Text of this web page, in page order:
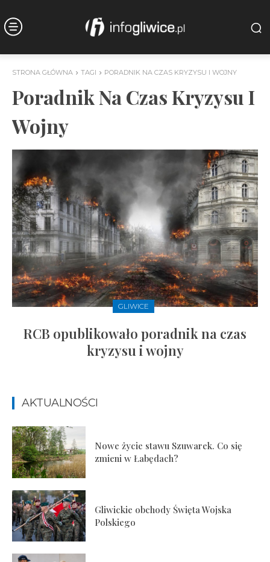
STRONA GŁÓWNA TAGI PORADNIK NA CZAS KRYZYSU I WOJNY
Poradnik Na Czas Kryzysu I
Wojny
GLIWICE
RCB opublikowało poradnik na czas
kryzysu i wojny
AKTUALNOŚCI
Nowe życie stawu Szuwarek. Co się
zmieni w Łabędach?
Gliwickie obchody Święta Wojska
Polskiego